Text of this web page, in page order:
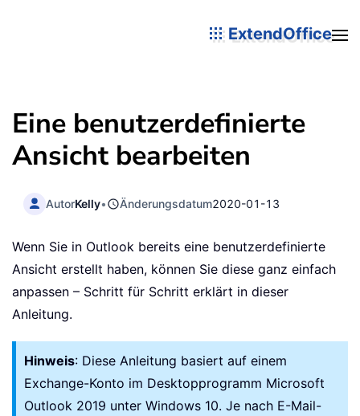
ExtendOffice
Eine benutzerdefinierte
Ansicht bearbeiten
AutorKelly• Änderungsdatum2020-01-13
Wenn Sie in Outlook bereits eine benutzerdefinierte
Ansicht erstellt haben, können Sie diese ganz einfach
anpassen – Schritt für Schritt erklärt in dieser
Anleitung.
Hinweis: Diese Anleitung basiert auf einem
Exchange-Konto im Desktopprogramm Microsoft
Outlook 2019 unter Windows 10. Je nach E-Mail-